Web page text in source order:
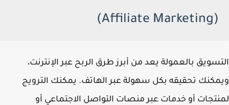
(Affiliate Marketing)
التسويق بالعمولة يعد من أبرز طرق الربح عبر الإنترنت،
ويمكنك تحقيقه بكل سهولة عبر الهاتف. يمكنك الترويج
لمنتجات أو خدمات عبر منصات التواصل الاجتماعي أو